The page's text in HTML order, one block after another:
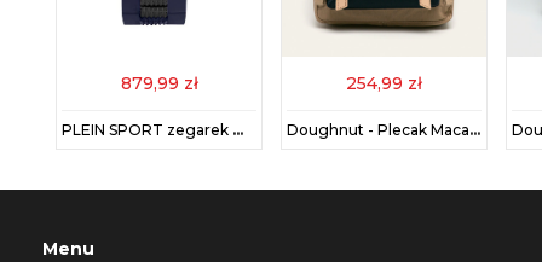
879,99 zł
PLEIN SPORT zegarek męski kolor niebieski
254,99 zł
Doughnut - Plecak Macaroon
Menu